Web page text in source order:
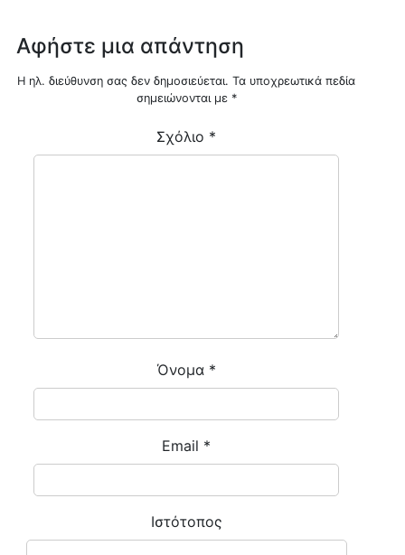
Αφήστε μια απάντηση
Η ηλ. διεύθυνση σας δεν δημοσιεύεται. Τα υποχρεωτικά πεδία
σημειώνονται με *
Σχόλιο *
Όνομα *
Email *
Ιστότοπος